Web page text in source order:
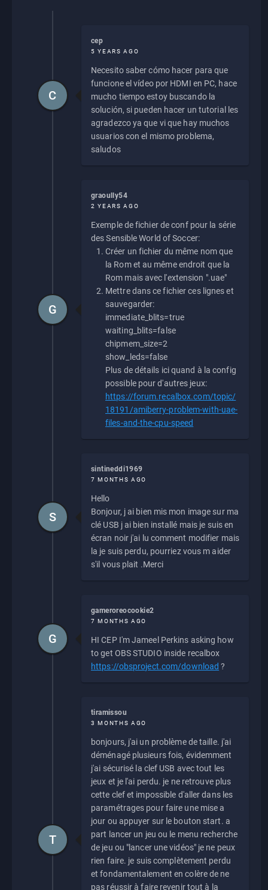
cep
5 YEARS AGO
Necesito saber cómo hacer para que
funcione el vídeo por HDMI en PC, hace
mucho tiempo estoy buscando la
solución, si pueden hacer un tutorial les
agradezco ya que vi que hay muchos
usuarios con el mismo problema,
saludos
C
graoully54
2 YEARS AGO
Exemple de fichier de conf pour la série
des Sensible World of Soccer:
Créer un fichier du même nom que
la Rom et au même endroit que la
Rom mais avec l'extension ".uae"
Mettre dans ce fichier ces lignes et
sauvegarder:
immediate_blits=true
waiting_blits=false
chipmem_size=2
show_leds=false
Plus de détails ici quand à la config
possible pour d'autres jeux:
https://forum.recalbox.com/topic/
18191/amiberry-problem-with-uae-
files-and-the-cpu-speed
G
sintineddi1969
7 MONTHS AGO
Hello
Bonjour, j ai bien mis mon image sur ma
clé USB j ai bien installé mais je suis en
écran noir j'ai lu comment modifier mais
la je suis perdu, pourriez vous m aider
s'il vous plait .Merci
S
gameroreocookie2
7 MONTHS AGO
HI CEP I'm Jameel Perkins asking how
to get OBS STUDIO inside recalbox
https://obsproject.com/download ?
G
tiramissou
3 MONTHS AGO
bonjours, j'ai un problème de taille. j'ai
déménagé plusieurs fois, évidemment
j'ai sécurisé la clef USB avec tout les
jeux et je l'ai perdu. je ne retrouve plus
cette clef et impossible d'aller dans les
paramétrages pour faire une mise a
jour ou appuyer sur le bouton start. a
part lancer un jeu ou le menu recherche
de jeu ou "lancer une vidéos" je ne peux
rien faire. je suis complètement perdu
et fondamentalement en colère de ne
pas réussir à faire revenir tout à la
T